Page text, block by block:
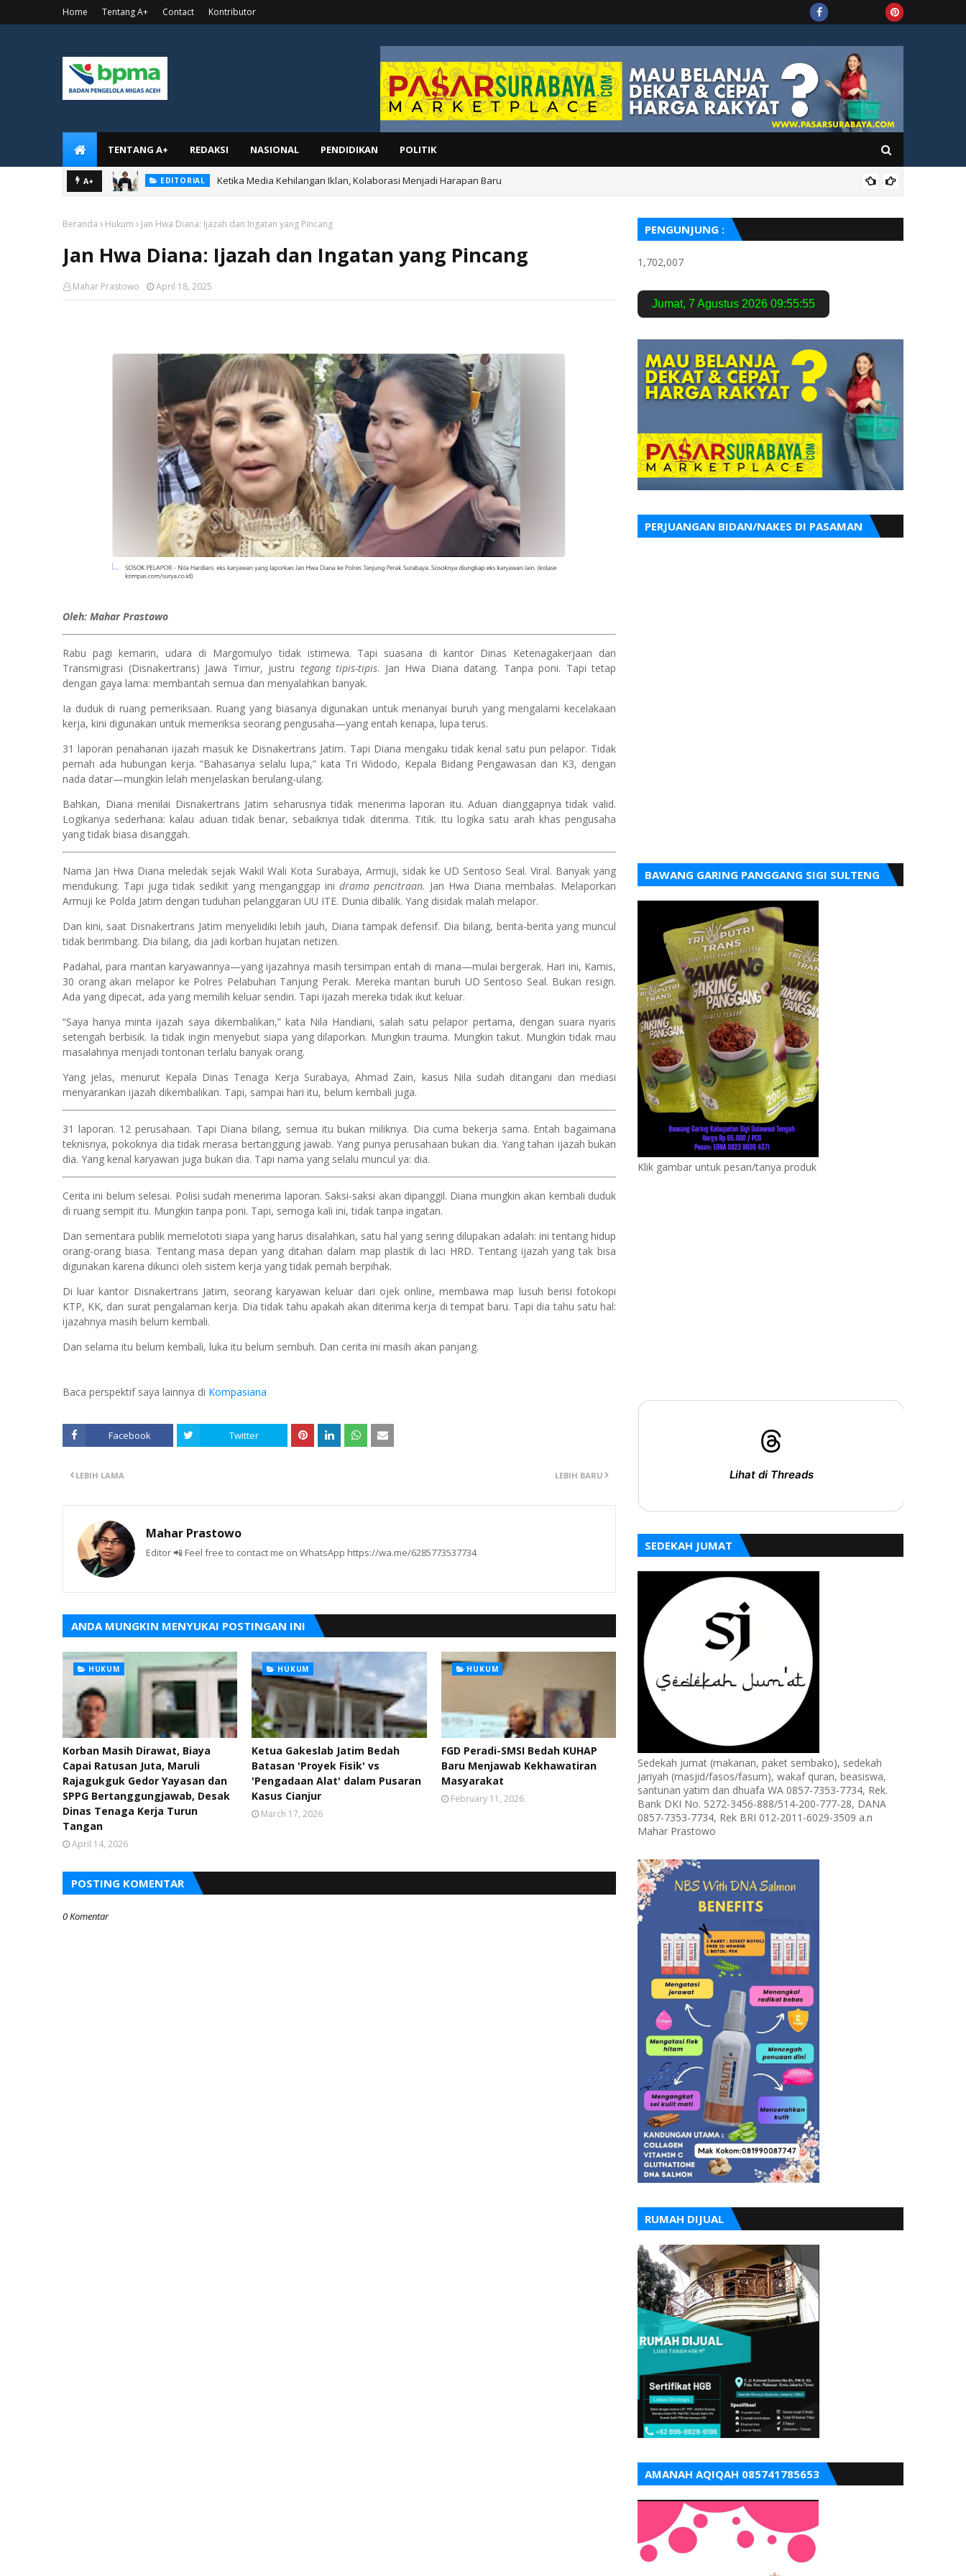
Home Tentang A+ Contact Kontributor
TENTANG A+ REDAKSI NASIONAL PENDIDIKAN POLITIK
A+ PUISI MEREKA MENCURI PAPAN TULIS
Beranda Hukum Jan Hwa Diana: Ijazah dan Ingatan yang Pincang
Jan Hwa Diana: Ijazah dan Ingatan yang Pincang
Mahar Prastowo April 18, 2025
Oleh: Mahar Prastowo
Rabu pagi kemarin, udara di Margomulyo tidak istimewa. Tapi suasana di kantor Dinas Ketenagakerjaan dan
Transmigrasi (Disnakertrans) Jawa Timur, justru tegang tipis-tipis. Jan Hwa Diana datang. Tanpa poni. Tapi tetap
dengan gaya lama: membantah semua dan menyalahkan banyak.
Ia duduk di ruang pemeriksaan. Ruang yang biasanya digunakan untuk menanyai buruh yang mengalami kecelakaan
kerja, kini digunakan untuk memeriksa seorang pengusaha—yang entah kenapa, lupa terus.
31 laporan penahanan ijazah masuk ke Disnakertrans Jatim. Tapi Diana mengaku tidak kenal satu pun pelapor. Tidak
pernah ada hubungan kerja. “Bahasanya selalu lupa,” kata Tri Widodo, Kepala Bidang Pengawasan dan K3, dengan
nada datar—mungkin lelah menjelaskan berulang-ulang.
Bahkan, Diana menilai Disnakertrans Jatim seharusnya tidak menerima laporan itu. Aduan dianggapnya tidak valid.
Logikanya sederhana: kalau aduan tidak benar, sebaiknya tidak diterima. Titik. Itu logika satu arah khas pengusaha
yang tidak biasa disanggah.
Nama Jan Hwa Diana meledak sejak Wakil Wali Kota Surabaya, Armuji, sidak ke UD Sentoso Seal. Viral. Banyak yang
mendukung. Tapi juga tidak sedikit yang menganggap ini drama pencitraan. Jan Hwa Diana membalas. Melaporkan
Armuji ke Polda Jatim dengan tuduhan pelanggaran UU ITE. Dunia dibalik. Yang disidak malah melapor.
Dan kini, saat Disnakertrans Jatim menyelidiki lebih jauh, Diana tampak defensif. Dia bilang, berita-berita yang muncul
tidak berimbang. Dia bilang, dia jadi korban hujatan netizen.
Padahal, para mantan karyawannya—yang ijazahnya masih tersimpan entah di mana—mulai bergerak. Hari ini, Kamis,
30 orang akan melapor ke Polres Pelabuhan Tanjung Perak. Mereka mantan buruh UD Sentoso Seal. Bukan resign.
Ada yang dipecat, ada yang memilih keluar sendiri. Tapi ijazah mereka tidak ikut keluar.
“Saya hanya minta ijazah saya dikembalikan,” kata Nila Handiani, salah satu pelapor pertama, dengan suara nyaris
setengah berbisik. Ia tidak ingin menyebut siapa yang dilaporkan. Mungkin trauma. Mungkin takut. Mungkin tidak mau
masalahnya menjadi tontonan terlalu banyak orang.
Yang jelas, menurut Kepala Dinas Tenaga Kerja Surabaya, Ahmad Zain, kasus Nila sudah ditangani dan mediasi
menyarankan ijazah dikembalikan. Tapi, sampai hari itu, belum kembali juga.
31 laporan. 12 perusahaan. Tapi Diana bilang, semua itu bukan miliknya. Dia cuma bekerja sama. Entah bagaimana
teknisnya, pokoknya dia tidak merasa bertanggung jawab. Yang punya perusahaan bukan dia. Yang tahan ijazah bukan
dia. Yang kenal karyawan juga bukan dia. Tapi nama yang selalu muncul ya: dia.
Cerita ini belum selesai. Polisi sudah menerima laporan. Saksi-saksi akan dipanggil. Diana mungkin akan kembali duduk
di ruang sempit itu. Mungkin tanpa poni. Tapi, semoga kali ini, tidak tanpa ingatan.
Dan sementara publik memelototi siapa yang harus disalahkan, satu hal yang sering dilupakan adalah: ini tentang hidup
orang-orang biasa. Tentang masa depan yang ditahan dalam map plastik di laci HRD. Tentang ijazah yang tak bisa
digunakan karena dikunci oleh sistem kerja yang tidak pernah berpihak.
Di luar kantor Disnakertrans Jatim, seorang karyawan keluar dari ojek online, membawa map lusuh berisi fotokopi
KTP, KK, dan surat pengalaman kerja. Dia tidak tahu apakah akan diterima kerja di tempat baru. Tapi dia tahu satu hal:
ijazahnya masih belum kembali.
Dan selama itu belum kembali, luka itu belum sembuh. Dan cerita ini masih akan panjang.
Baca perspektif saya lainnya di Kompasiana
Facebook Twitter
LEBIH BARU
LEBIH LAMA
Mahar Prastowo
Editor 📲 Feel free to contact me on WhatsApp https://wa.me/6285773537734
ANDA MUNGKIN MENYUKAI POSTINGAN INI
HUKUM
Korban Masih Dirawat, Biaya
Capai Ratusan Juta, Maruli
Rajagukguk Gedor Yayasan dan
SPPG Bertanggungjawab, Desak
Dinas Tenaga Kerja Turun
Tangan
April 14, 2026
HUKUM
Ketua Gakeslab Jatim Bedah
Batasan 'Proyek Fisik' vs
'Pengadaan Alat' dalam Pusaran
Kasus Cianjur
March 17, 2026
HUKUM
FGD Peradi-SMSI Bedah KUHAP
Baru Menjawab Kekhawatiran
Masyarakat
February 11, 2026
POSTING KOMENTAR
0 Komentar
PENGUNJUNG :
1,702,007
Jumat, 7 Agustus 2026 09:55:57
PERJUANGAN BIDAN/NAKES DI PASAMAN
BAWANG GARING PANGGANG SIGI SULTENG
Klik gambar untuk pesan/tanya produk
Lihat di Threads
SEDEKAH JUMAT
Sedekah jumat (makanan, paket sembako), sedekah
jariyah (masjid/fasos/fasum), wakaf quran, beasiswa,
santunan yatim dan dhuafa WA 0857-7353-7734, Rek.
Bank DKI No. 5272-3456-888/514-200-777-28, DANA
0857-7353-7734, Rek BRI 012-2011-6029-3509 a.n
Mahar Prastowo
RUMAH DIJUAL
AMANAH AQIQAH 085741785653